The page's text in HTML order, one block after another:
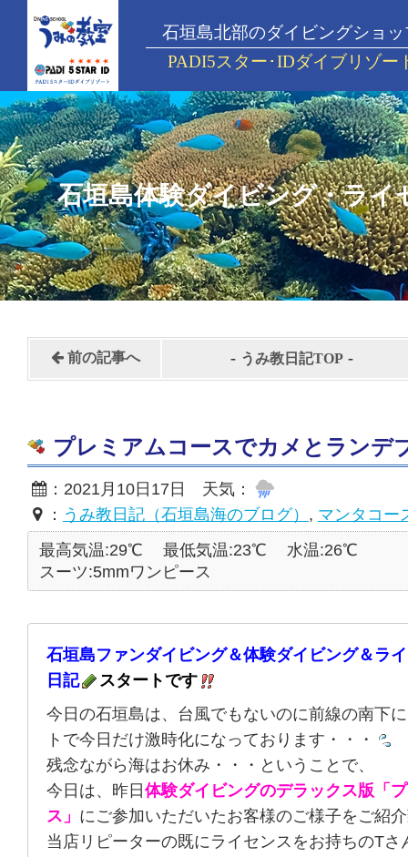
石垣島北部のダイビングショッ
PADI5スター･IDダイブリゾー
石垣島体験ダイビング・ライ
前の記事へ - うみ教日記TOP -
プレミアムコースでカメとランデ
：2021月10日17日 天気：
： うみ教日記（石垣島海のブログ） , マンタコー
最高気温:29℃
最低気温:23℃
水温:26℃
スーツ:5mmワンピース
石垣島ファンダイビング＆体験ダイビング＆ラ
日記
スタートです
今日の石垣島は、台風でもないのに前線の南下
トで今日だけ激時化になっております・・・
残念ながら海はお休み・・・ということで、
今日は、昨日 体験ダイビングのデラックス版「
ス」 にご参加いただいたお客様のご様子をご紹
当店リピーターの既にライセンスをお持ちのTさ